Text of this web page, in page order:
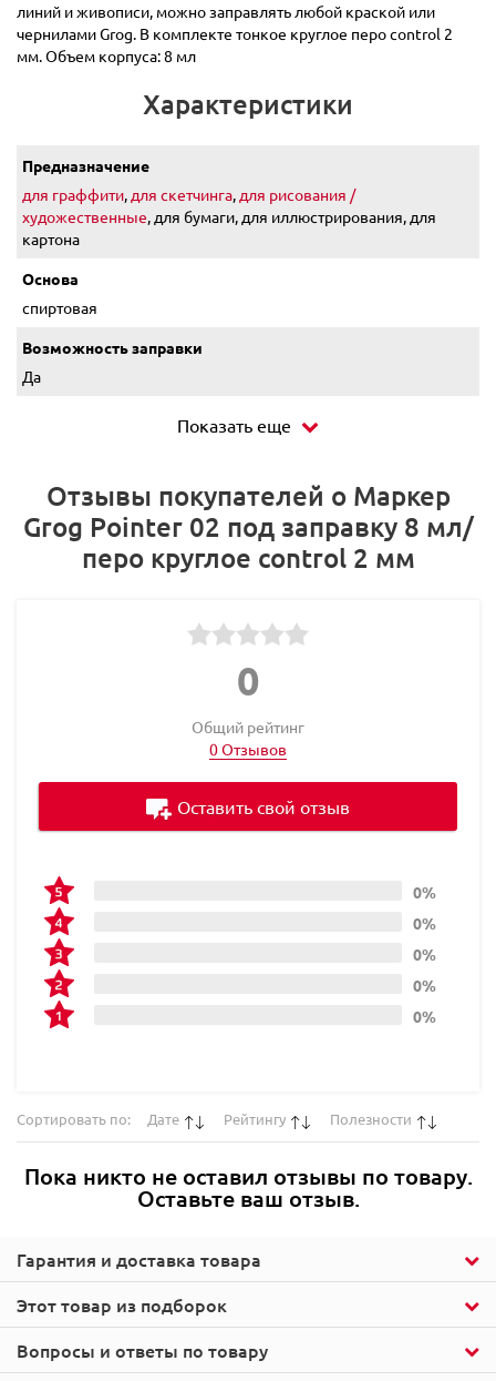
линий и живописи, можно заправлять любой краской или
чернилами Grog. В комплекте тонкое круглое перо control 2
мм. Объем корпуса: 8 мл
Характеристики
Предназначение
для граффити, для скетчинга, для рисования /
художественные, для бумаги, для иллюстрирования, для
картона
Основа
спиртовая
Возможность заправки
Да
Показать еще
Этот товар из подборок
Гарантия и доставка товара
Отзывы покупателей о Маркер
Grog Pointer 02 под заправку 8 мл/
перо круглое control 2 мм
0
Общий рейтинг
0 Отзывов
0%
0%
0%
0%
0%
Оставить свой отзыв
Сортировать по: Дате Рейтингу Полезности
Пока никто не оставил отзывы по товару.
Оставьте ваш отзыв.
Вопросы и ответы по товару